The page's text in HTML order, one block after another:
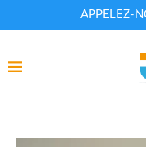
APPELEZ-